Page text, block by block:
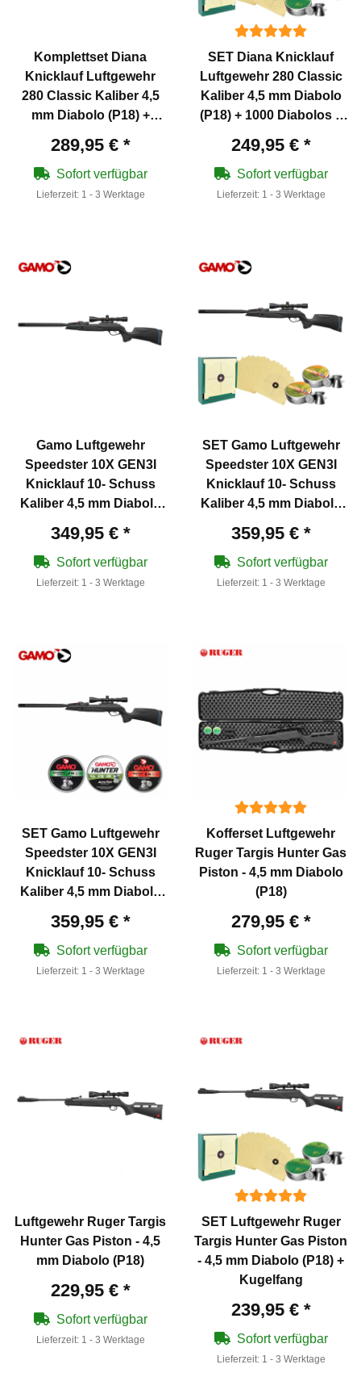
Komplettset Diana
Knicklauf Luftgewehr
280 Classic Kaliber 4,5
mm Diabolo (P18) +
Zahlenschlösser + 1000
Diabolos
289,95 € *
Sofort verfügbar
Lieferzeit: 1 - 3 Werktage
SET Diana Knicklauf
Luftgewehr 280 Classic
Kaliber 4,5 mm Diabolo
(P18) + 1000 Diabolos +
Kugelfang
249,95 € *
Sofort verfügbar
Lieferzeit: 1 - 3 Werktage
Gamo Luftgewehr
Speedster 10X GEN3I
Knicklauf 10- Schuss
Kaliber 4,5 mm Diabolo
349,95 € *
Sofort verfügbar
Lieferzeit: 1 - 3 Werktage
SET Gamo Luftgewehr
Speedster 10X GEN3I
Knicklauf 10- Schuss
Kaliber 4,5 mm Diabolo
359,95 € *
Sofort verfügbar
Lieferzeit: 1 - 3 Werktage
SET Gamo Luftgewehr
Speedster 10X GEN3I
Knicklauf 10- Schuss
Kaliber 4,5 mm Diabolo
359,95 € *
Sofort verfügbar
Lieferzeit: 1 - 3 Werktage
Kofferset Luftgewehr
Ruger Targis Hunter Gas
Piston - 4,5 mm Diabolo
(P18)
279,95 € *
Sofort verfügbar
Lieferzeit: 1 - 3 Werktage
Luftgewehr Ruger Targis
Hunter Gas Piston - 4,5
mm Diabolo (P18)
229,95 € *
Sofort verfügbar
Lieferzeit: 1 - 3 Werktage
SET Luftgewehr Ruger
Targis Hunter Gas Piston
- 4,5 mm Diabolo (P18) +
Kugelfang
239,95 € *
Sofort verfügbar
Lieferzeit: 1 - 3 Werktage